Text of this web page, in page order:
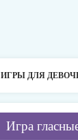
ИГРЫ ДЛЯ
Игра